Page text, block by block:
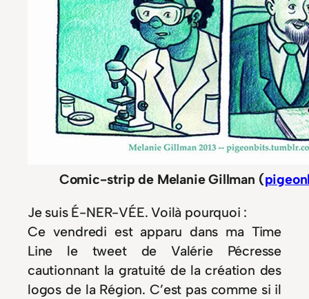
Comic-strip de Melanie Gillman (
Je suis É-NER-VÉE. Voilà pourquoi :
Ce vendredi est apparu dans ma Time
Line le tweet de Valérie Pécresse
cautionnant la gratuité de la création des
logos de la Région. C’est pas comme si il